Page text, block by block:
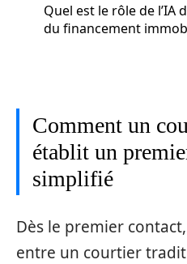
Quel est le rôle de l’IA
du financement
Comment un
établit un
simplifié
Dès le premier
entre un courtier